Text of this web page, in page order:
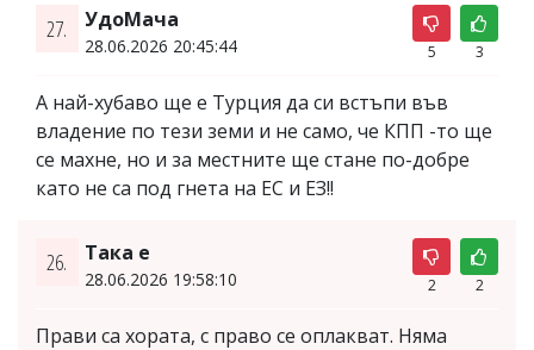
27. УдоМача
28.06.2026 20:45:44 5 3
А най-хубаво ще е Турция да си встъпи във
владение по тези земи и не само, че КПП -то ще
се махне, но и за местните ще стане по-добре
като не са под гнета на ЕС и ЕЗ!!
26. Така е
28.06.2026 19:58:10 2 2
Прави са хората, с право се оплакват. Няма